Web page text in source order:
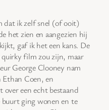
ik zelf snel (of ooit)
het zien en aangezien hij
gaf ik het een kans. De
film zou zijn, maar
George Clooney nam
Ethan Coen, en
een echt bestaand
ging wonen en te